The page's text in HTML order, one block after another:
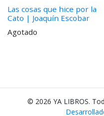
Las cosas que hice por la
Cato | Joaquín Escobar
Agotado
© 2026 YA LIBROS.